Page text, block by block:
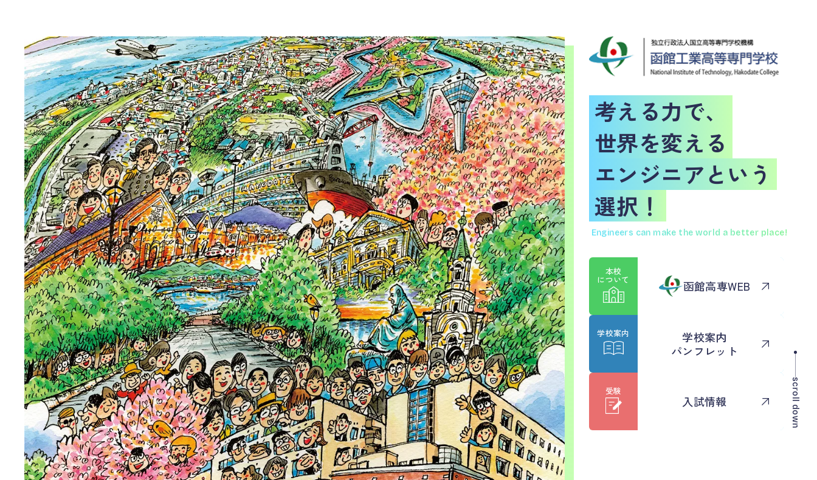
考える力で、
世界を変える
エンジニアという
選択！
Engineers can make the world a better place!
本校
について 函館高専WEB
学校案内
学校案内
パンフレット
受験
入試情報 scroll down